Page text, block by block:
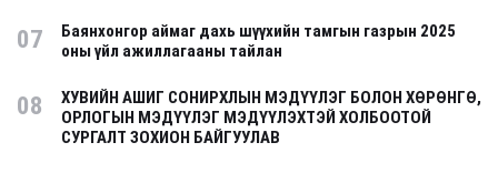
07
Баянхонгор аймаг дахь шүүхийн тамгын газрын 2025
оны үйл ажиллагааны тайлан
08
ХУВИЙН АШИГ СОНИРХЛЫН МЭДҮҮЛЭГ БОЛОН ХӨРӨНГӨ,
ОРЛОГЫН МЭДҮҮЛЭГ МЭДҮҮЛЭХТЭЙ ХОЛБООТОЙ
СУРГАЛТ ЗОХИОН БАЙГУУЛАВ